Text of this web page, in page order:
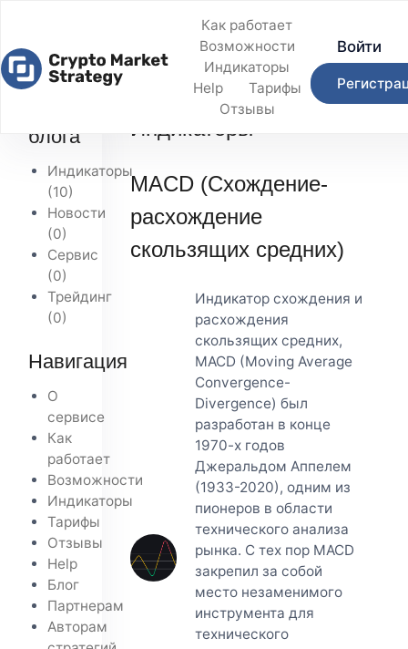
Как работает
Возможности
Индикаторы
Help
Тарифы
Отзывы
Войти
блога
Индикаторы
(10)
Новости
(0)
Сервис
(0)
Трейдинг
(0)
Навигация
О
сервисе
Как
работает
Возможности
Индикаторы
Тарифы
Отзывы
Help
Блог
Партнерам
Авторам
Блог/ Индикаторы
Индикаторы
MACD (Схождение-
расхождение
скользящих средних)
Индикатор схождения и
расхождения
скользящих средних,
MACD (Moving Average
Convergence-
Divergence) был
разработан в конце
1970-х годов
Джеральдом Аппелем
(1933-2020), одним из
пионеров в области
технического анализа
рынка. С тех пор MACD
закрепил за собой
место незаменимого
инструмента для
технического